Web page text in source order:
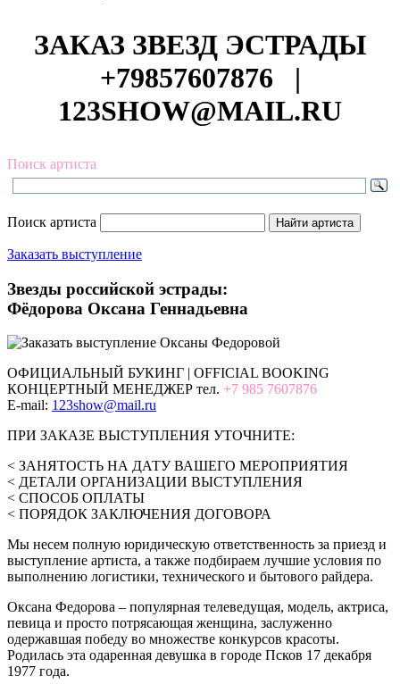
ЗАКАЗ ЗВЕЗД ЭСТРАДЫ
+79857607876
|
123SHOW@MAIL.RU
Поиск артиста
Поиск артиста
Заказать выступление
Звезды российской эстрады:
Фёдорова Оксана Геннадьевна
ОФИЦИАЛЬНЫЙ БУКИНГ | OFFICIAL BOOKING
КОНЦЕРТНЫЙ МЕНЕДЖЕР тел. +7 985 7607876
E-mail: 123show@mail.ru
ПРИ ЗАКАЗЕ ВЫСТУПЛЕНИЯ УТОЧНИТЕ:
< ЗАНЯТОСТЬ НА ДАТУ ВАШЕГО МЕРОПРИЯТИЯ
< ДЕТАЛИ ОРГАНИЗАЦИИ ВЫСТУПЛЕНИЯ
< СПОСОБ ОПЛАТЫ
< ПОРЯДОК ЗАКЛЮЧЕНИЯ ДОГОВОРА
Мы несем полную юридическую ответственность за приезд и
выступление артиста, а также подбираем лучшие условия по
выполнению логистики, технического и бытового райдера.
Оксана Федорова – популярная телеведущая, модель, актриса,
певица и просто потрясающая женщина, заслуженно
одержавшая победу во множестве конкурсов красоты.
Родилась эта одаренная девушка в городе Псков 17 декабря
1977 года.